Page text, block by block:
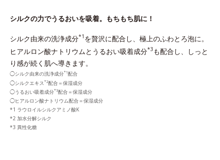
シルクの力でうるおいを吸着。もちもち肌に！
シルク由来の洗浄成分*1 を贅沢に配合し、極上のふわとろ泡に。
ヒアルロン酸ナトリウムとうるおい吸着成分*3 も配合し、しっと
り感が続く肌へ導きます。
◯シルク由来の洗浄成分*1配合
◯シルクエキス*2配合＝保湿成分
◯うるおい吸着成分*3配合＝保湿成分
◯ヒアルロン酸ナトリウム配合＝保湿成分
ラウロイルシルクアミノ酸K
加水分解シルク
異性化糖